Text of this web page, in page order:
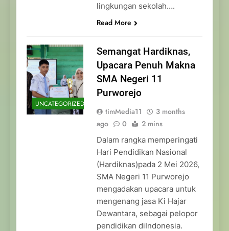
lingkungan sekolah….
Read More
UNCATEGORIZED
Semangat Hardiknas,
Upacara Penuh Makna
SMA Negeri 11
Purworejo
timMedia11
3 months
ago
0 2 mins
Dalam rangka memperingati
Hari Pendidikan Nasional
(Hardiknas)pada 2 Mei 2026,
SMA Negeri 11 Purworejo
mengadakan upacara untuk
mengenang jasa Ki Hajar
Dewantara, sebagai pelopor
pendidikan diIndonesia.